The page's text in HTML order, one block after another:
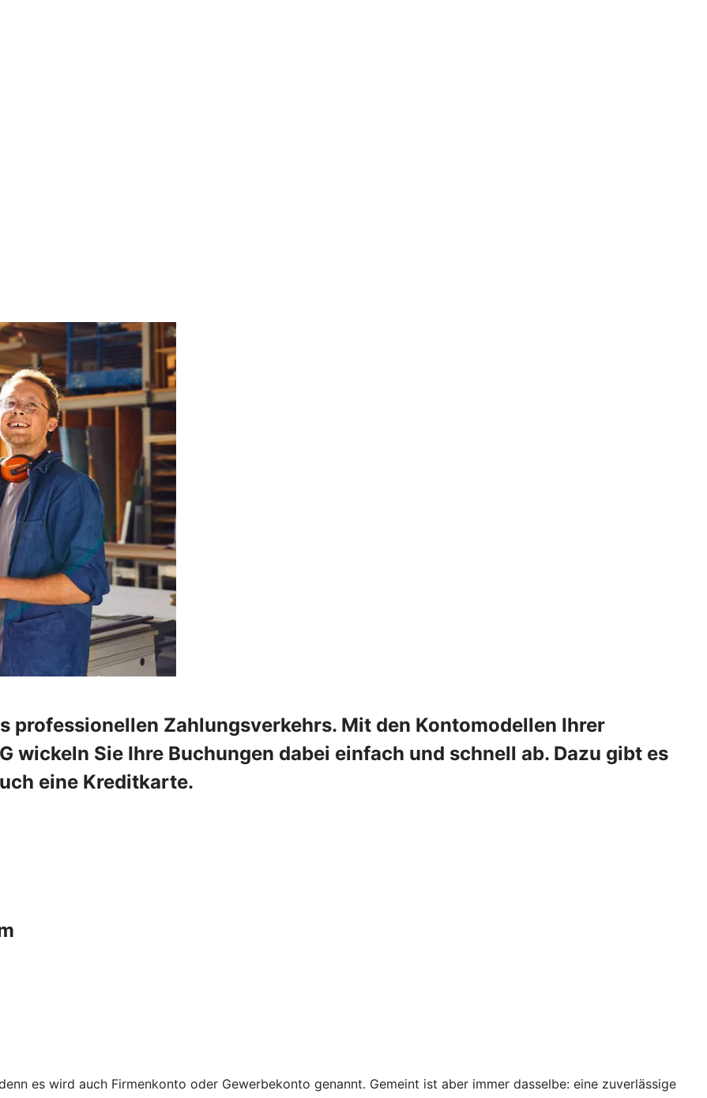
professionellen Zahlungsverkehrs. Mit den Kontomodellen Ihrer
wickeln Sie Ihre Buchungen dabei einfach und schnell ab. Dazu gibt es
eine Kreditkarte.
es wird auch Firmenkonto oder Gewerbekonto genannt. Gemeint ist aber immer dasselbe: eine zuverlässige